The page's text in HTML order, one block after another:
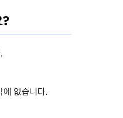
에 없습니다.